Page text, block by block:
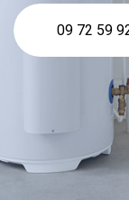
09 72 59